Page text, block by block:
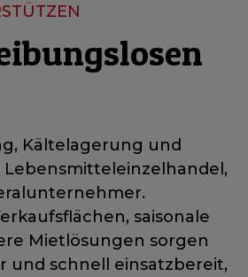
Kältelagerung und
saisonale
Mietlösungen sorgen
und schnell einsatzbereit,